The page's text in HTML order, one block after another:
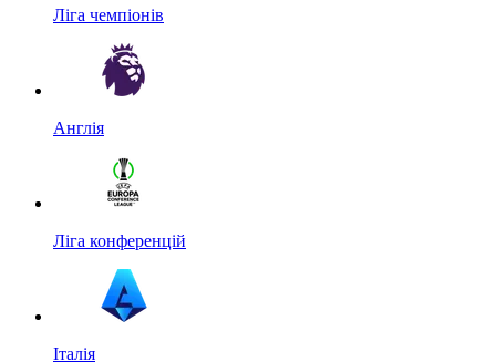
Ліга чемпіонів
Англія
Ліга конференцій
Італія